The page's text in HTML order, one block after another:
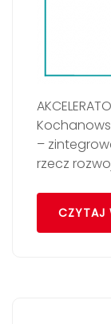
–
rzecz
CZYTAJ